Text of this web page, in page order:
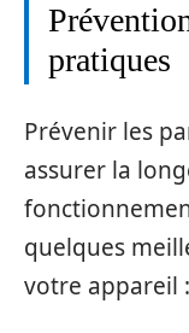
pratiques
Prévenir les
assurer la
quelques
votre appareil :